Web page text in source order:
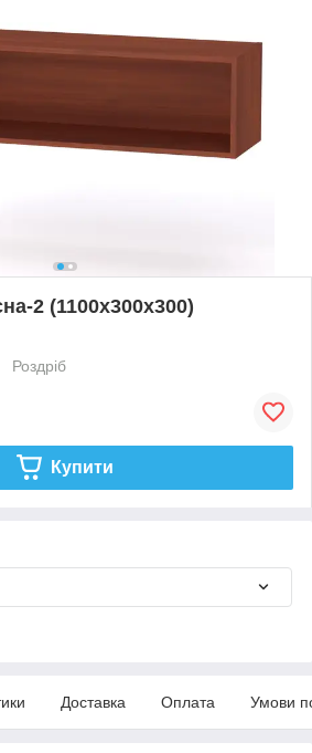
2 (1100х300х300)
Роздріб
Купити
Доставка Оплата Умови